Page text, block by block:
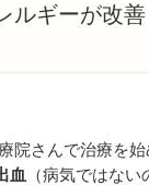
ギーが改善
院さんで治療を
血
（病気ではな